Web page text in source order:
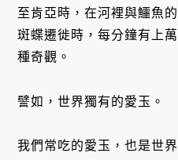
至肯亞時，在河裡與鱷魚
斑蝶遷徙時，每分鐘有上
種奇觀。
譬如，世界獨有的愛玉。
我們常吃的愛玉，也是世